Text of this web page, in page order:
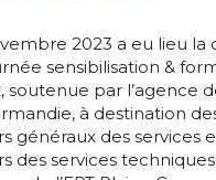
2023 a eu lieu la
sensibilisation &
soutenue par l’agence
à destination
généraux des services
des services